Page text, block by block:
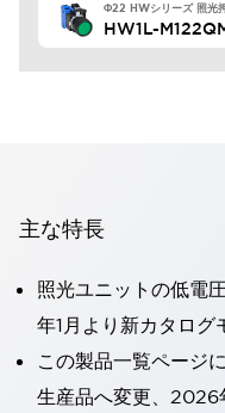
Φ22 HWシリーズ 照光
HW1L-
主な特長
照光ユニットの低電
年1月より新カタロ
この製品一覧ページ
生産品へ変更、2026